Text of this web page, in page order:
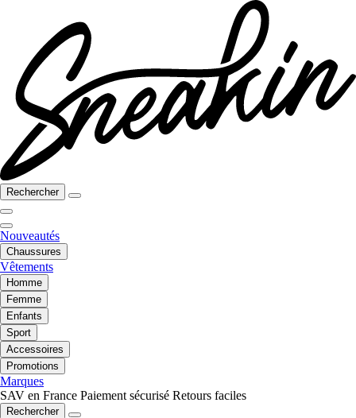
Rechercher
Nouveautés
Chaussures
Vêtements
Homme
Femme
Enfants
Sport
Accessoires
Promotions
Marques
SAV en France Paiement sécurisé Retours faciles
Rechercher